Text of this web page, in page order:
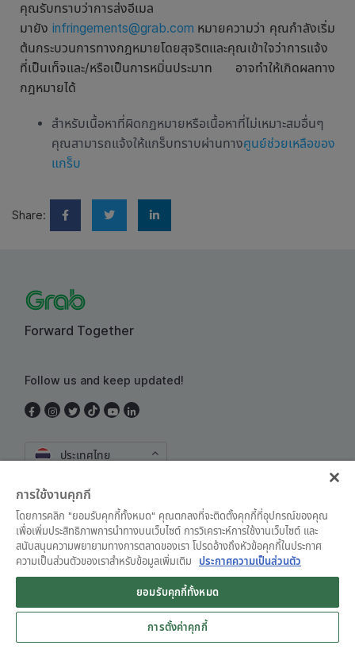
คุณรับทราบว่าการส่งอีเมล
มายัง infringements@grab.com หมายความว่า คุณกำลังเริ่ม
ต้นกระบวนการทางกฎหมายโดยสุจริตและคุณเข้าใจว่าการแจ้ง
ที่เป็นเท็จและ/หรือเป็นการหมิ่นประมาท อาจทำให้เกิดผลทาง
กฎหมายได้
สำหรับเนื้อหาที่ผิดกฎหมายหรือเนื้อหาที่ไม่เหมาะสมอื่นๆ
คุณสามารถแจ้งให้แกร็บทราบผ่านทางศูนย์ช่วยเหลือของ
แกร็บ
Share:
Forward Together
Follow us and keep updated!
ประเทศไทย
ข้อตกลงและเงื่อนไขการใช้งาน •
© Grab 2010 - 2026
การใช้งานคุกกี้
โดยการคลิก "ยอมรับคุกกี้ทั้งหมด" คุณตกลงที่จะติดตั้งคุกกี้ที่อุปกรณ์ของคุณ
เพื่อเพิ่มประสิทธิภาพการนำทางบนเว็บไซต์ การวิเคราะห์การใช้งานเว็บไซต์ และ
สนับสนุนความพยายามทางการตลาดของเรา โปรดอ้างถึงหัวข้อคุกกี้ในประกาศ
ความเป็นส่วนตัวของเราสำหรับข้อมูลเพิ่มเติม
ประกาศความเป็นส่วนตัว
ยอมรับคุกกี้ทั้งหมด
การตั้งค่าคุกกี้